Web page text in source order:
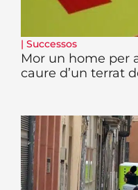
| Successos
Mor un home per
caure d’un terrat